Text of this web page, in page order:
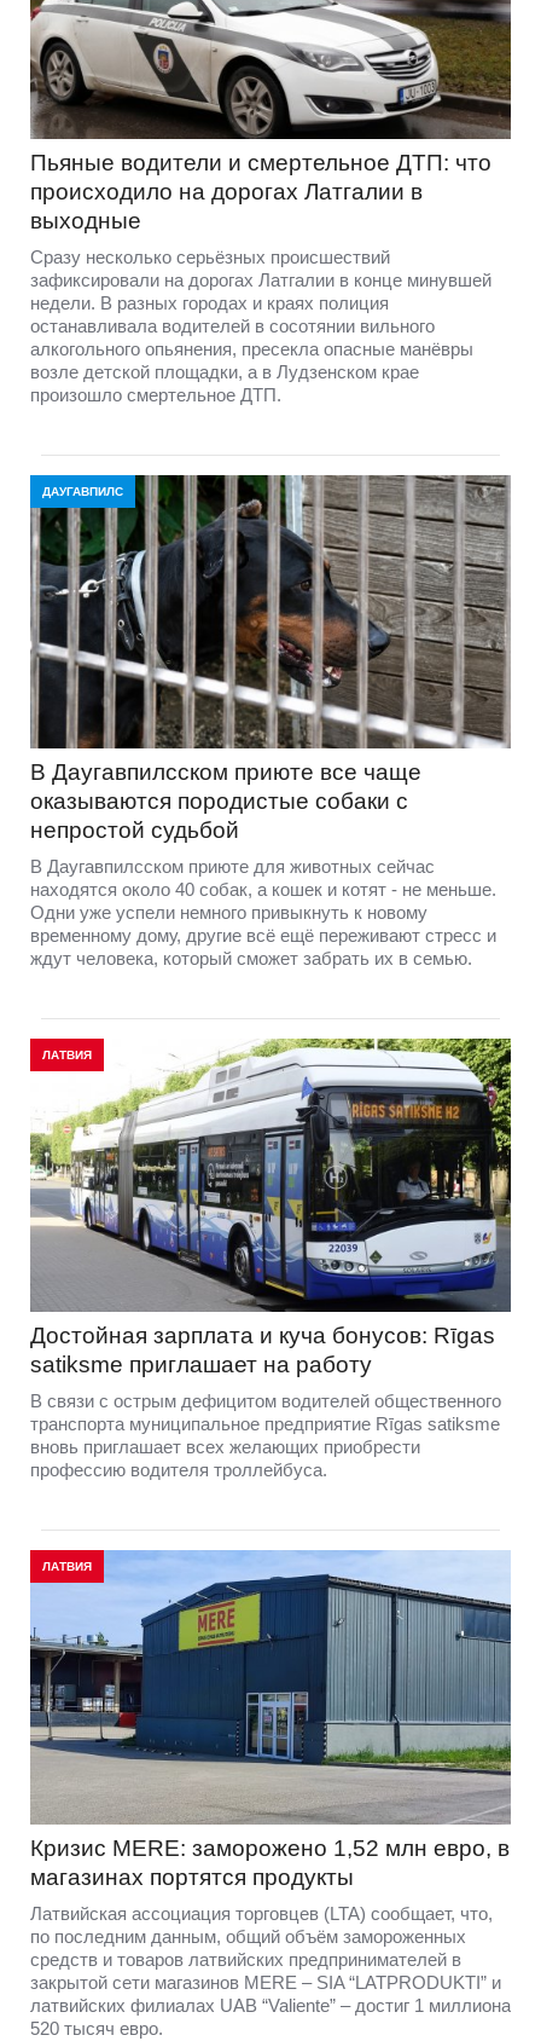
Пьяные водители и смертельное ДТП: что
происходило на дорогах Латгалии в
выходные
Сразу несколько серьёзных происшествий
зафиксировали на дорогах Латгалии в конце минувшей
недели. В разных городах и краях полиция
останавливала водителей в сосотянии вильного
алкогольного опьянения, пресекла опасные манёвры
возле детской площадки, а в Лудзенском крае
произошло смертельное ДТП.
ДАУГАВПИЛС
В Даугавпилсском приюте всe чаще
оказываются породистые собаки с
непростой судьбой
В Даугавпилсском приюте для животных сейчас
находятся около 40 собак, а кошек и котят - не меньше.
Одни уже успели немного привыкнуть к новому
временному дому, другие всё ещё переживают стресс и
ждут человека, который сможет забрать их в семью.
ЛАТВИЯ
Достойная зарплата и куча бонусов: Rīgas
satiksme приглашает на работу
В связи с острым дефицитом водителей общественного
транспорта муниципальное предприятие Rīgas satiksme
вновь приглашает всех желающих приобрести
профессию водителя троллейбуса.
ЛАТВИЯ
Кризис MERE: заморожено 1,52 млн евро, в
магазинах портятся продукты
Латвийская ассоциация торговцев (LTA) сообщает, что,
по последним данным, общий объём замороженных
средств и товаров латвийских предпринимателей в
закрытой сети магазинов MERE – SIA “LATPRODUKTI” и
латвийских филиалах UAB “Valiente” – достиг 1 миллиона
520 тысяч евро.